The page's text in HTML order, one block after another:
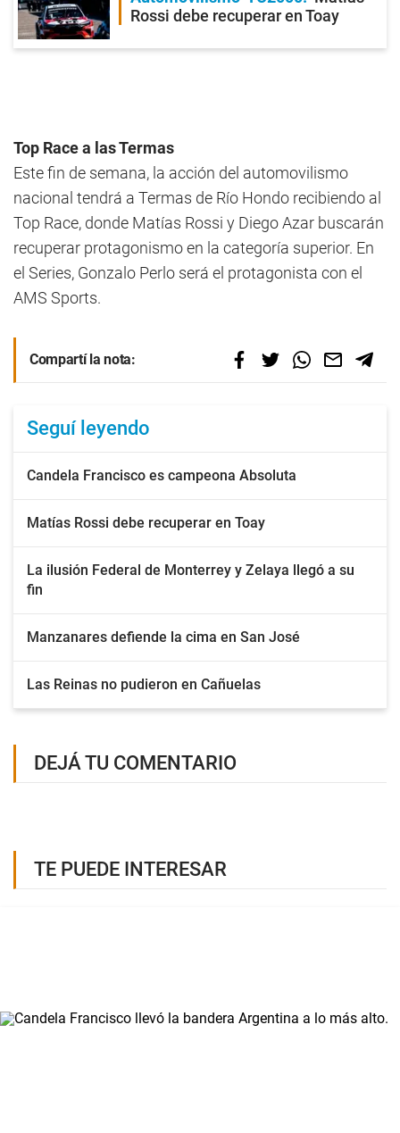
Rossi debe recuperar en Toay
Top Race a las Termas
Este fin de semana, la acción del automovilismo
nacional tendrá a Termas de Río Hondo recibiendo al
Top Race, donde Matías Rossi y Diego Azar buscarán
recuperar protagonismo en la categoría superior. En
el Series, Gonzalo Perlo será el protagonista con el
AMS Sports.
Compartí la nota:
Seguí leyendo
Candela Francisco es campeona Absoluta
Matías Rossi debe recuperar en Toay
La ilusión Federal de Monterrey y Zelaya llegó a su
fin
Manzanares defiende la cima en San José
Las Reinas no pudieron en Cañuelas
DEJÁ TU COMENTARIO
TE PUEDE INTERESAR